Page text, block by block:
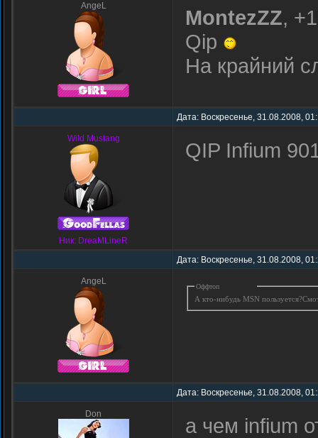
AngeL MontezZZ,
Qip
На крайний
Дата: Воскресенье, 31.08.2008,
Wild Mustang
Ник: DreaMLineR
QIP Infium
Дата: Воскресенье, 31.08.2008,
AngeL
Оффтоп
А кто-нибудь MSN
Дата: Воскресенье, 31.08.2008,
Don а чем infium